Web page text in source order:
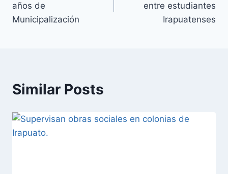
años de
Municipalización
entre estudiantes
Irapuatenses
Similar Posts